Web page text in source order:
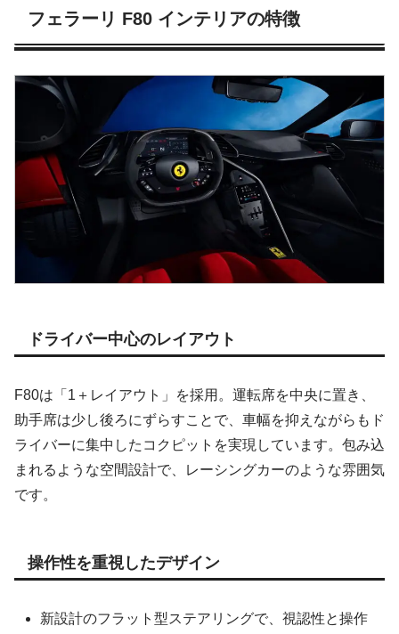
フェラーリ F80 インテリアの特徴
ドライバー中心のレイアウト
F80は「1＋レイアウト」を採用。運転席を中央に置き、
助手席は少し後ろにずらすことで、車幅を抑えながらもド
ライバーに集中したコクピットを実現しています。包み込
まれるような空間設計で、レーシングカーのような雰囲気
です。
操作性を重視したデザイン
新設計のフラット型ステアリングで、視認性と操作